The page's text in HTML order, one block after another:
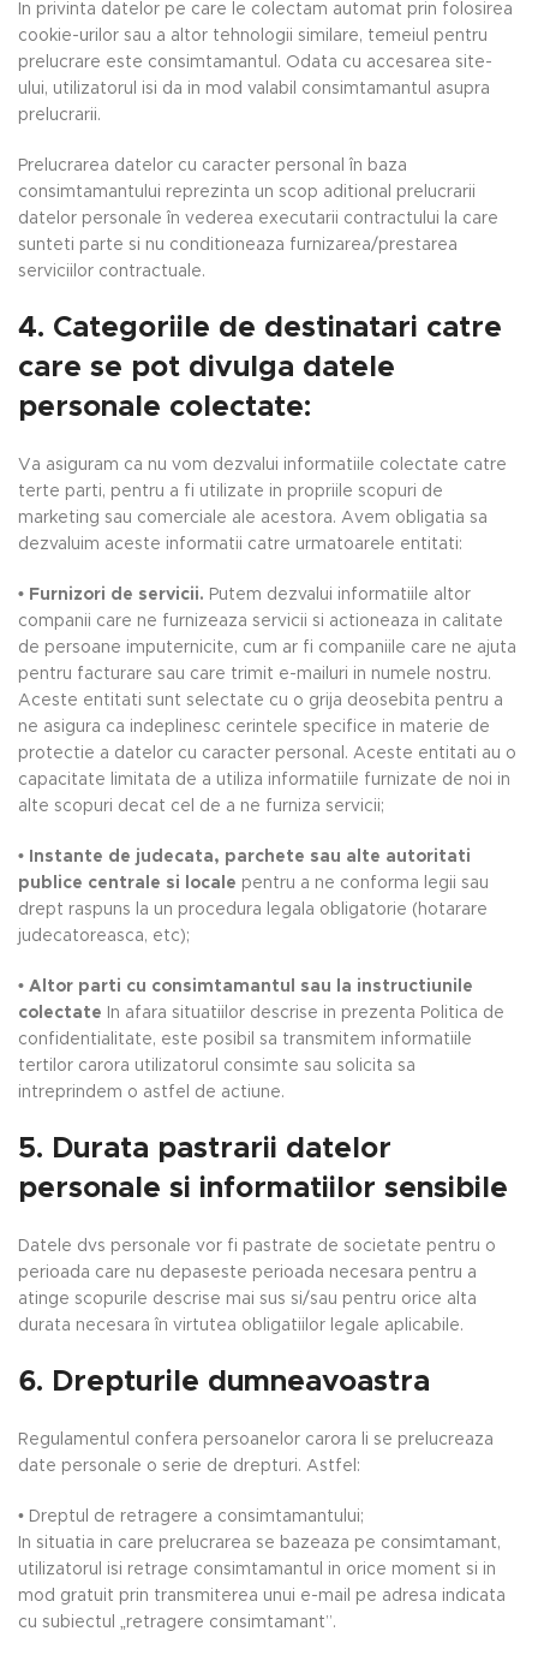
In privinta datelor pe care le colectam automat prin folosirea
cookie-urilor sau a altor tehnologii similare, temeiul pentru
prelucrare este consimtamantul. Odata cu accesarea site-
ului, utilizatorul isi da in mod valabil consimtamantul asupra
prelucrarii.
Prelucrarea datelor cu caracter personal în baza
consimtamantului reprezinta un scop aditional prelucrarii
datelor personale în vederea executarii contractului la care
sunteti parte si nu conditioneaza furnizarea/prestarea
serviciilor contractuale.
4. Categoriile de destinatari catre
care se pot divulga datele
personale colectate:
Va asiguram ca nu vom dezvalui informatiile colectate catre
terte parti, pentru a fi utilizate in propriile scopuri de
marketing sau comerciale ale acestora. Avem obligatia sa
dezvaluim aceste informatii catre urmatoarele entitati:
• Furnizori de servicii. Putem dezvalui informatiile altor
companii care ne furnizeaza servicii si actioneaza in calitate
de persoane imputernicite, cum ar fi companiile care ne ajuta
pentru facturare sau care trimit e-mailuri in numele nostru.
Aceste entitati sunt selectate cu o grija deosebita pentru a
ne asigura ca indeplinesc cerintele specifice in materie de
protectie a datelor cu caracter personal. Aceste entitati au o
capacitate limitata de a utiliza informatiile furnizate de noi in
alte scopuri decat cel de a ne furniza servicii;
• Instante de judecata, parchete sau alte autoritati
publice centrale si locale pentru a ne conforma legii sau
drept raspuns la un procedura legala obligatorie (hotarare
judecatoreasca, etc);
• Altor parti cu consimtamantul sau la instructiunile
colectate In afara situatiilor descrise in prezenta Politica de
confidentialitate, este posibil sa transmitem informatiile
tertilor carora utilizatorul consimte sau solicita sa
intreprindem o astfel de actiune.
5. Durata pastrarii datelor
personale si informatiilor sensibile
Datele dvs personale vor fi pastrate de societate pentru o
perioada care nu depaseste perioada necesara pentru a
atinge scopurile descrise mai sus si/sau pentru orice alta
durata necesara în virtutea obligatiilor legale aplicabile.
6. Drepturile dumneavoastra
Regulamentul confera persoanelor carora li se prelucreaza
date personale o serie de drepturi. Astfel:
• Dreptul de retragere a consimtamantului;
In situatia in care prelucrarea se bazeaza pe consimtamant,
utilizatorul isi retrage consimtamantul in orice moment si in
mod gratuit prin transmiterea unui e-mail pe adresa indicata
cu subiectul „retragere consimtamant”.